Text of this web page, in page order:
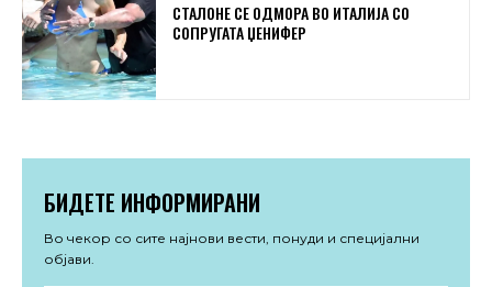
СТАЛОНЕ СЕ ОДМОРА ВО ИТАЛИЈА СО
СОПРУГАТА ЏЕНИФЕР
БИДЕТЕ ИНФОРМИРАНИ
Во чекор со сите најнови вести, понуди и специјални
објави.